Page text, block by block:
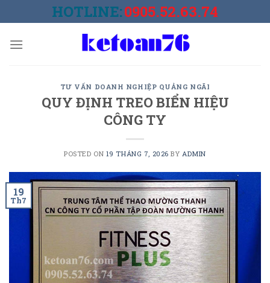
to
HOTLINE:0905.52.63.74
TƯ VẤN DOANH NGHIỆP QUẢNG NGÃI
QUY ĐỊNH TREO BIỂN HIỆU
CÔNG TY
POSTED ON 19 THÁNG 7, 2026 BY ADMIN
19
Th7